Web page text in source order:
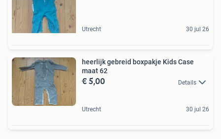
Utrecht 30 jul 26
heerlijk gebreid boxpakje Kids Case
maat 62
€ 5,00 Details
Utrecht 30 jul 26